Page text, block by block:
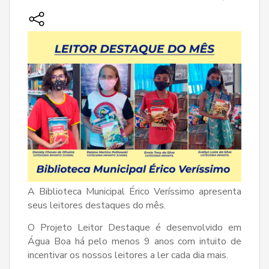
A Biblioteca Municipal Érico Veríssimo apresenta
seus leitores destaques do mês.
O Projeto Leitor Destaque é desenvolvido em
Água Boa há pelo menos 9 anos com intuito de
incentivar os nossos leitores a ler cada dia mais.